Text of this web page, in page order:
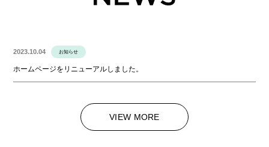
2023.10.04 お知らせ
ホームページをリニューアルしました。
VIEW MORE